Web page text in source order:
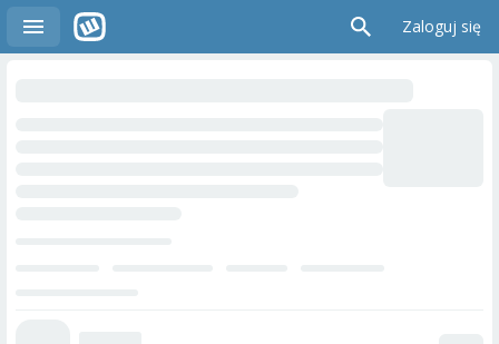
Zaloguj się